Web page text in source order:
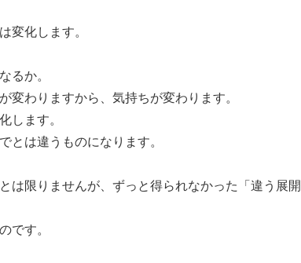
変化します。
るか。
変わりますから、気持ちが変わります。
します。
とは違うものになります。
は限りませんが、ずっと得られなかった「違う展
です。